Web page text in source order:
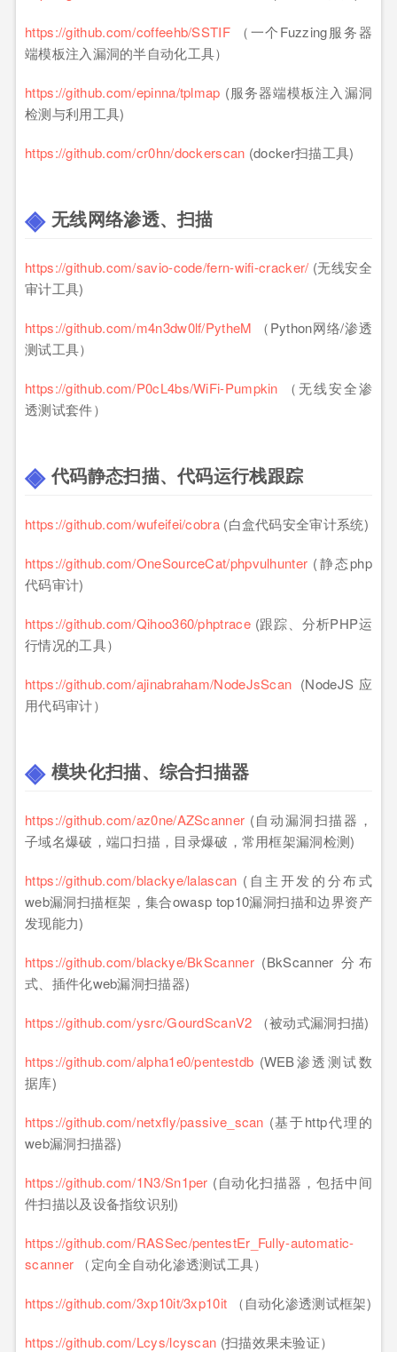
https://github.com/coffeehb/SSTIF（一个Fuzzing服务器
端模板注入漏洞的半自动化工具）
https://github.com/epinna/tplmap (服务器端模板注入漏洞
检测与利用工具)
https://github.com/cr0hn/dockerscan (docker扫描工具)
无线网络渗透、扫描
https://github.com/savio-code/fern-wifi-cracker/ (无线安全
审计工具)
https://github.com/m4n3dw0lf/PytheM （Python网络/渗透
测试工具）
https://github.com/P0cL4bs/WiFi-Pumpkin （无线安全渗
透测试套件）
代码静态扫描、代码运行栈跟踪
https://github.com/wufeifei/cobra(白盒代码安全审计系统)
https://github.com/OneSourceCat/phpvulhunter (静态php
代码审计)
https://github.com/Qihoo360/phptrace(跟踪、分析PHP运
行情况的工具）
https://github.com/ajinabraham/NodeJsScan (NodeJS应
用代码审计）
模块化扫描、综合扫描器
https://github.com/az0ne/AZScanner (自动漏洞扫描器，
子域名爆破，端口扫描，目录爆破，常用框架漏洞检测)
https://github.com/blackye/lalascan (自主开发的分布式
web漏洞扫描框架，集合owasp top10漏洞扫描和边界资产
发现能力)
https://github.com/blackye/BkScanner(BkScanner 分布
式、插件化web漏洞扫描器)
https://github.com/ysrc/GourdScanV2 （被动式漏洞扫描)
https://github.com/alpha1e0/pentestdb (WEB渗透测试数
据库)
https://github.com/netxfly/passive_scan (基于http代理的
web漏洞扫描器)
https://github.com/1N3/Sn1per (自动化扫描器，包括中间
件扫描以及设备指纹识别)
https://github.com/RASSec/pentestEr_Fully-automatic-
scanner （定向全自动化渗透测试工具）
https://github.com/3xp10it/3xp10it （自动化渗透测试框架)
https://github.com/Lcys/lcyscan (扫描效果未验证）